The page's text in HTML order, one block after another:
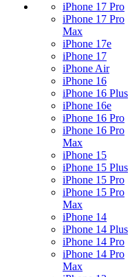
iPhone 17 Pro
iPhone 17 Pro
Max
iPhone 17e
iPhone 17
iPhone Air
iPhone 16
iPhone 16 Plus
iPhone 16e
iPhone 16 Pro
iPhone 16 Pro
Max
iPhone 15
iPhone 15 Plus
iPhone 15 Pro
iPhone 15 Pro
Max
iPhone 14
iPhone 14 Plus
iPhone 14 Pro
iPhone 14 Pro
Max